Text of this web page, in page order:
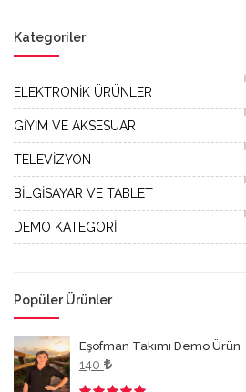
Kategoriler
ELEKTRONİK ÜRÜNLER
GİYİM VE AKSESUAR
TELEVİZYON
BİLGİSAYAR VE TABLET
DEMO KATEGORİ
Popüler Ürünler
Eşofman Takımı Demo Ürün
140